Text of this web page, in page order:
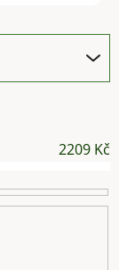
2209 Kč